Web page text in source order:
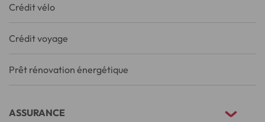
Crédit vélo
Crédit voyage
Prêt rénovation énergétique
ASSURANCE